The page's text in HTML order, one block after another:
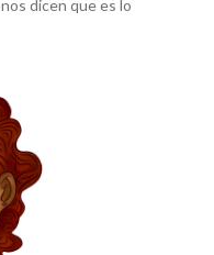
dicen que es lo